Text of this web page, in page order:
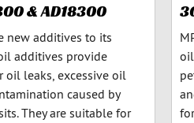
& AD18300
new additives to its
additives provide
leaks, excessive oil
caused by
They are suitable for